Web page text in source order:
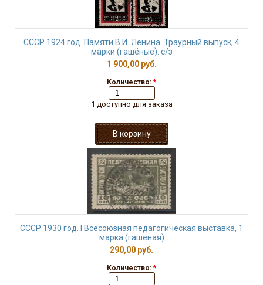
СССР 1924 год. Памяти В.И. Ленина. Траурный выпуск, 4
марки (гашёные). с/з
1 900,00 руб.
Количество: *
1 доступно для заказа
СССР 1930 год. I Всесоюзная педагогическая выставка, 1
марка (гашёная)
290,00 руб.
Количество: *